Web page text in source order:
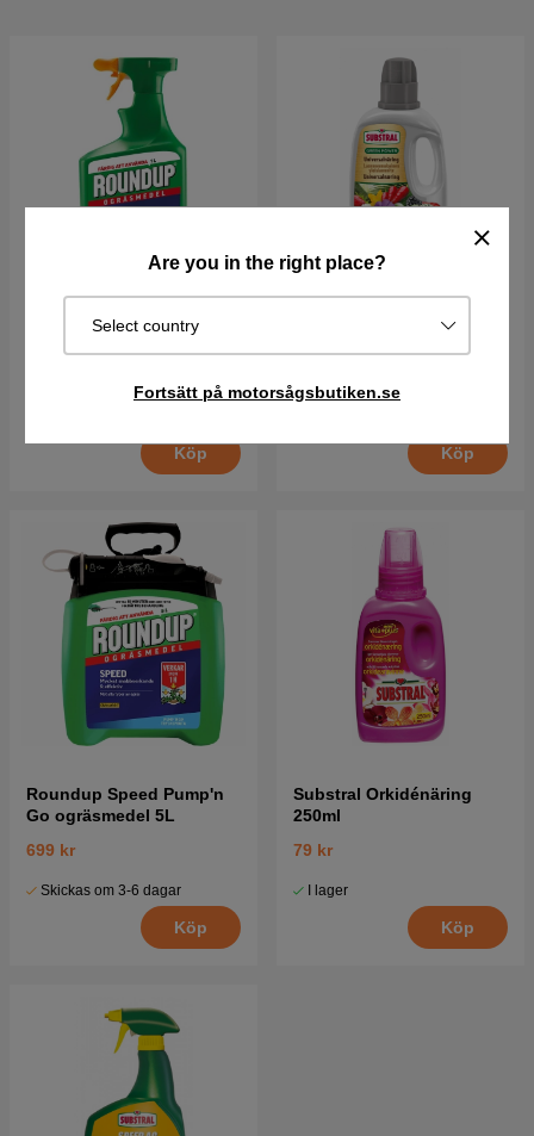
Are you in the right place?
Select country
Fortsätt på motorsågsbutiken.se
Ogräsmedel Roundup
Köp Köp
Roundup Speed Pump'n
Go ogräsmedel 5L
699 kr
Skickas om 3-6 dagar
Köp
Substral Orkidénäring
250ml
79 kr
I lager
Köp